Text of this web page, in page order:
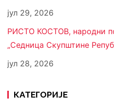
јул 29, 2026
РИСТО КОСТОВ, народни
„Седница Скупштине
јул 28, 2026
КАТЕГОРИЈЕ